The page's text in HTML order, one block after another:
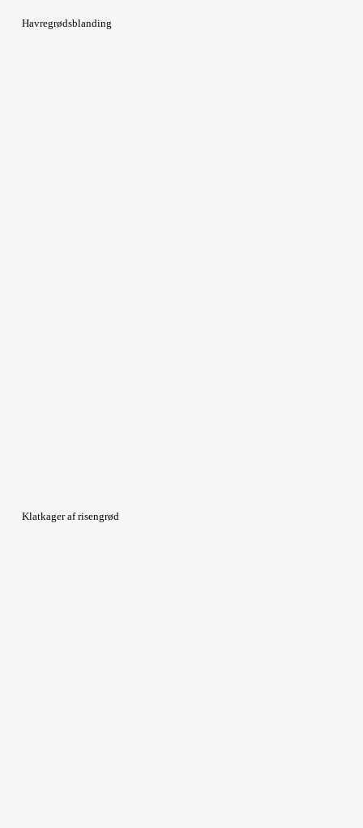
Havregrødsblanding
Klatkager af risengrød